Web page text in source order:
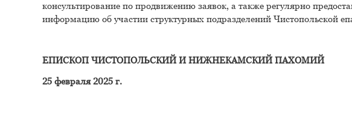
консультирование по продвижению заявок, а также регулярно
информацию об участии структурных подразделений Чистопольской
ЕПИСКОП ЧИСТОПОЛЬСКИЙ И НИЖНЕКАМСКИЙ ПАХОМИЙ
25 февраля 2025 г.